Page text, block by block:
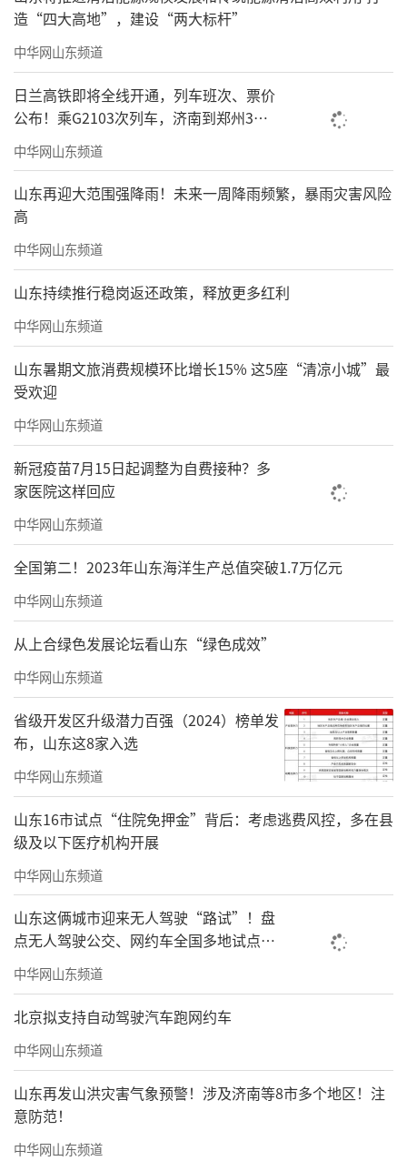
造“四大高地”，建设“两大标杆”
中华网山东频道
日兰高铁即将全线开通，列车班次、票价
公布！乘G2103次列车，济南到郑州3小
时到达
中华网山东频道
山东再迎大范围强降雨！未来一周降雨频繁，暴雨灾害风险
高
中华网山东频道
山东持续推行稳岗返还政策，释放更多红利
中华网山东频道
山东暑期文旅消费规模环比增长15% 这5座“清凉小城”最
受欢迎
中华网山东频道
新冠疫苗7月15日起调整为自费接种？多
家医院这样回应
中华网山东频道
全国第二！2023年山东海洋生产总值突破1.7万亿元
中华网山东频道
从上合绿色发展论坛看山东“绿色成效”
中华网山东频道
省级开发区升级潜力百强（2024）榜单发
布，山东这8家入选
中华网山东频道
山东16市试点“住院免押金”背后：考虑逃费风控，多在县
级及以下医疗机构开展
中华网山东频道
山东这俩城市迎来无人驾驶“路试”！盘
点无人驾驶公交、网约车全国多地试点之
路
中华网山东频道
北京拟支持自动驾驶汽车跑网约车
中华网山东频道
山东再发山洪灾害气象预警！涉及济南等8市多个地区！注
意防范！
中华网山东频道